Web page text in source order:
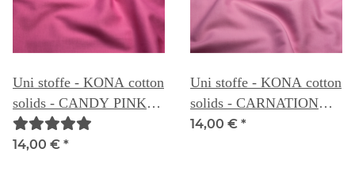
Uni stoffe - KONA cotton
solids - CANDY PINK
028
14,00 € *
Uni stoffe - KONA cotton
solids - CARNATION
028A
14,00 € *